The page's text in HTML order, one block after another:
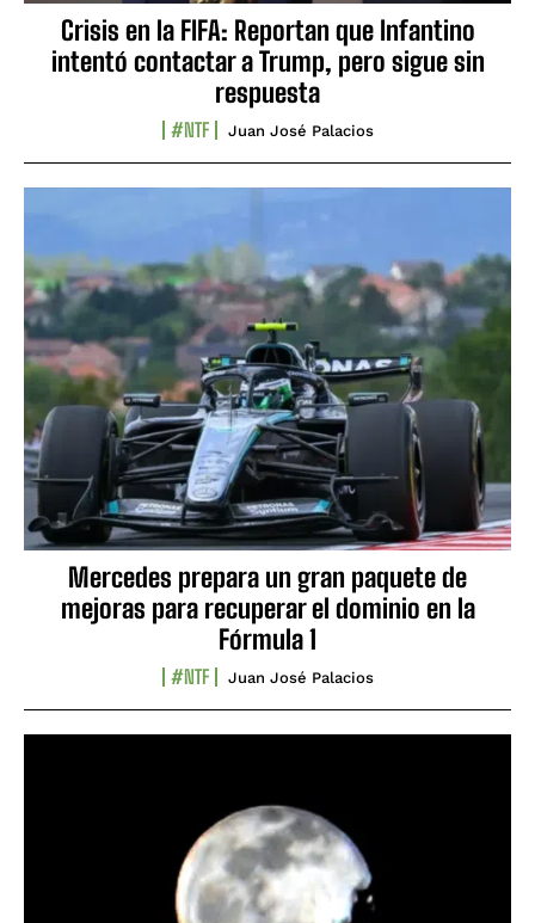
Crisis en la FIFA: Reportan que Infantino
intentó contactar a Trump, pero sigue sin
respuesta
#NTF Juan José Palacios
Mercedes prepara un gran paquete de
mejoras para recuperar el dominio en la
Fórmula 1
#NTF Juan José Palacios